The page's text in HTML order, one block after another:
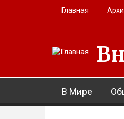
Перейти к основному содержанию
Главная
В Мире